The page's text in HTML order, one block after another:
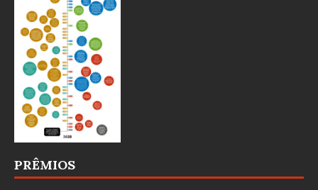
PRÊMIOS